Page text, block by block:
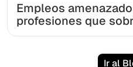
Empleos
profesiones que
Ir al